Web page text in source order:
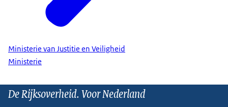
Ministerie van Justitie en Veiligheid
Ministerie
De Rijksoverheid. Voor Nederland